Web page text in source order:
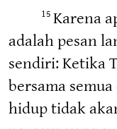
15 Karena
adalah pesan
sendiri: Ketika
bersama
hidup tidak